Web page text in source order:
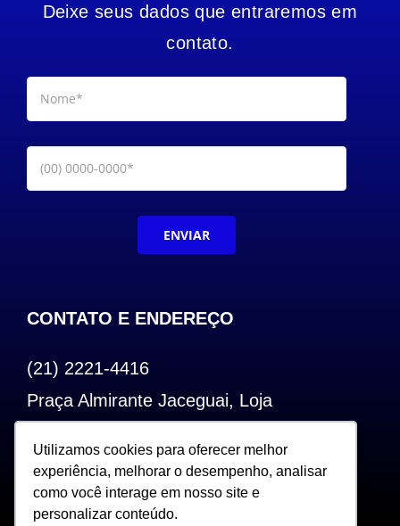
Utilizamos cookies para oferecer melhor
experiência, melhorar o desempenho, analisar
como você interage em nosso site e
personalizar conteúdo.
Utilizamos cookies para oferecer melhor
experiência, melhorar o desempenho, analisar
como você interage em nosso site e
personalizar conteúdo.
Deixe seus dados que entraremos em
contato.
ENVIAR
CONTATO E ENDEREÇO
(21) 2221-4416
Praça Almirante Jaceguai, Loja
CEP: 20.240-000